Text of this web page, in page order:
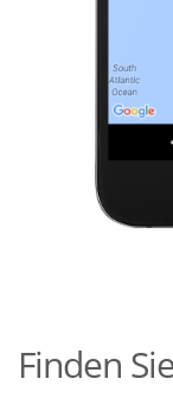
Finden